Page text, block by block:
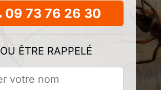
09 73 76 26 30
OU ÊTRE RAPPELÉ